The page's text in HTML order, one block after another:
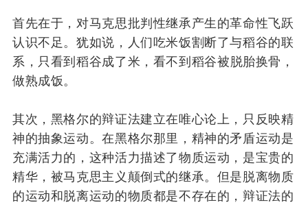
首先在于 ， 对马克思批判性继承产生的革命性飞跃
认识不足 。犹如说，人们吃米饭割断了与稻谷的联
系 ，只看到稻谷成了米，看不到 稻谷被脱胎换骨 ，
做熟成饭。
其次 ， 黑格尔的辩证法建立在唯心论上， 只 反映精
神的抽象运动。在黑格尔那里， 精神的矛盾运动是
充满活力的， 这种活力描述了物质运动， 是宝贵的
精华， 被马克思主义颠倒式的继承。 但是脱离物质
的运动和脱离运动的物质都是不存在的，辩证法的